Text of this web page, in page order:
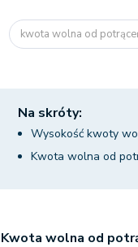
kwota wolna od
Na skróty:
Wysokość kwoty
Kwota wolna od
Kwota wolna od